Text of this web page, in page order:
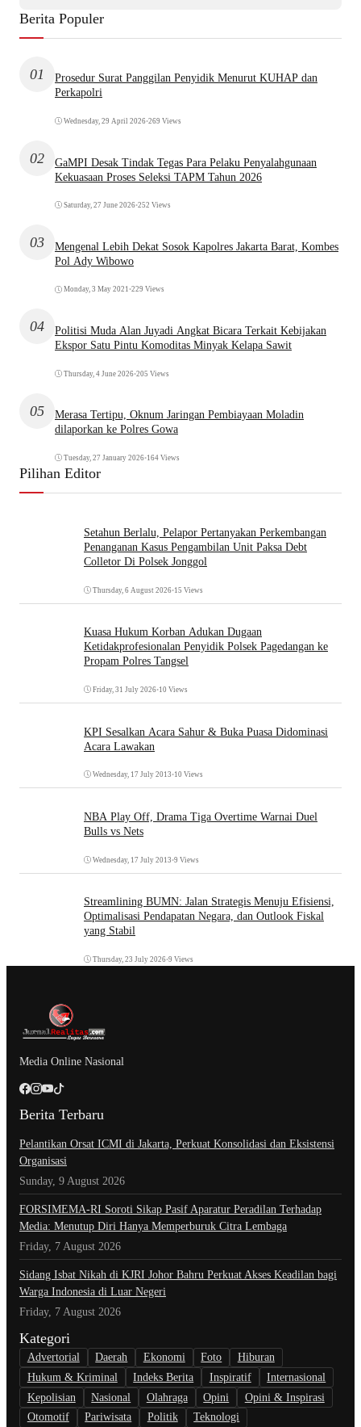
Berita Populer
01
Prosedur Surat Panggilan Penyidik Menurut KUHAP dan
Perkapolri
Wednesday, 29 April 2026•269 Views
02
GaMPI Desak Tindak Tegas Para Pelaku Penyalahgunaan
Kekuasaan Proses Seleksi TAPM Tahun 2026
Saturday, 27 June 2026•252 Views
03
Mengenal Lebih Dekat Sosok Kapolres Jakarta Barat, Kombes
Pol Ady Wibowo
Monday, 3 May 2021 •229 Views
04
Politisi Muda Alan Juyadi Angkat Bicara Terkait Kebijakan
Ekspor Satu Pintu Komoditas Minyak Kelapa Sawit
Thursday, 4 June 2026•205 Views
05
Merasa Tertipu, Oknum Jaringan Pembiayaan Moladin
dilaporkan ke Polres Gowa
Tuesday, 27 January 2026•164 Views
Pilihan Editor
Setahun Berlalu, Pelapor Pertanyakan Perkembangan
Penanganan Kasus Pengambilan Unit Paksa Debt
Colletor Di Polsek Jonggol
Thursday, 6 August 2026•15 Views
Kuasa Hukum Korban Adukan Dugaan
Ketidakprofesionalan Penyidik Polsek Pagedangan ke
Propam Polres Tangsel
Friday, 31 July 2026•10 Views
KPI Sesalkan Acara Sahur & Buka Puasa Didominasi
Acara Lawakan
Wednesday, 17 July 2013 •10 Views
NBA Play Off, Drama Tiga Overtime Warnai Duel
Bulls vs Nets
Wednesday, 17 July 2013 •9 Views
Streamlining BUMN: Jalan Strategis Menuju Efisiensi,
Optimalisasi Pendapatan Negara, dan Outlook Fiskal
yang Stabil
Thursday, 23 July 2026•9 Views
Media Online Nasional
Berita Terbaru
Pelantikan Orsat ICMI di Jakarta, Perkuat Konsolidasi dan Eksistensi
Organisasi
Sunday, 9 August 2026
​FORSIMEMA-RI Soroti Sikap Pasif Aparatur Peradilan Terhadap
Media: Menutup Diri Hanya Memperburuk Citra Lembaga
Friday, 7 August 2026
Sidang Isbat Nikah di KJRI Johor Bahru Perkuat Akses Keadilan bagi
Warga Indonesia di Luar Negeri
Friday, 7 August 2026
Kategori
Advertorial Daerah Ekonomi Foto
Hiburan
Hukum & Kriminal
Indeks Berita Inspiratif
Internasional
Kepolisian
Nasional Olahraga Opini
Opini & Inspirasi
Otomotif
Pariwisata Politik Teknologi